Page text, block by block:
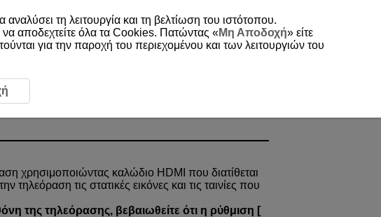
χρησιμοποιώντας καλώδιο HDMI που διατίθεται
τηλεόραση τις στατικές εικόνες και τις ταινίες που
της τηλεόρασης, βεβαιωθείτε ότι η ρύθμιση [
τη λειτουργία και τη βελτίωση του ιστότοπου.
αποδεχτείτε όλα τα Cookies. Πατώντας «Μη Αποδοχή» είτε
για την παροχή του περιεχομένου και των λειτουργιών του